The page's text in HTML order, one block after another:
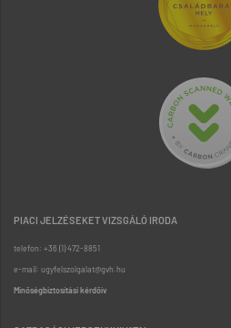
PIACI JELZÉSEKET VIZSGÁLÓ IRODA
telefon: +36 (1) 472-8851
e-mail: ugyfelszolgalat@gvh.hu
Minőségbiztosítási kérdőív